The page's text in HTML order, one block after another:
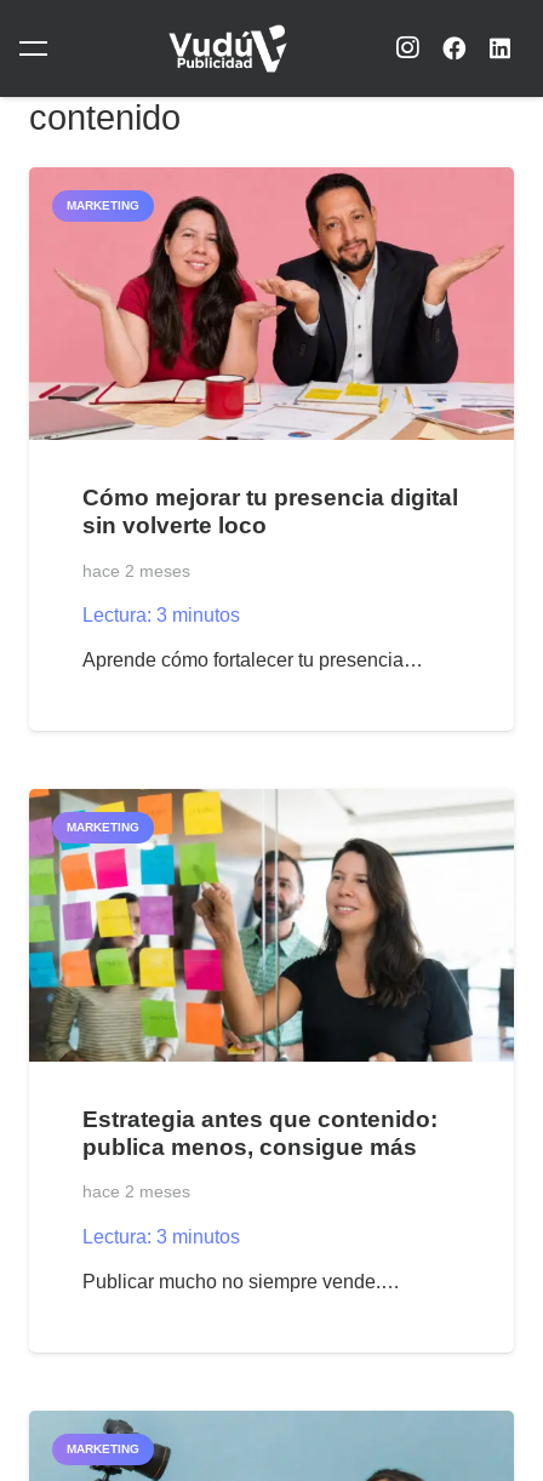
contenido
MARKETING
Cómo mejorar tu presencia digital
sin volverte loco
hace 2 meses
Lectura: 3 minutos
Aprende cómo fortalecer tu presencia…
MARKETING
Estrategia antes que contenido:
publica menos, consigue más
hace 2 meses
Lectura: 3 minutos
Publicar mucho no siempre vende.…
MARKETING